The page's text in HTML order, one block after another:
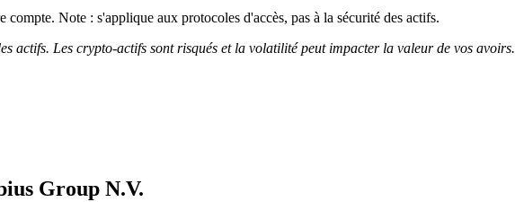
Note : s'applique aux protocoles d'accès, pas à la sécurité des actifs.
actifs. Les crypto-actifs sont risqués et la volatilité peut impacter la valeur de vos avoirs.
Group N.V.